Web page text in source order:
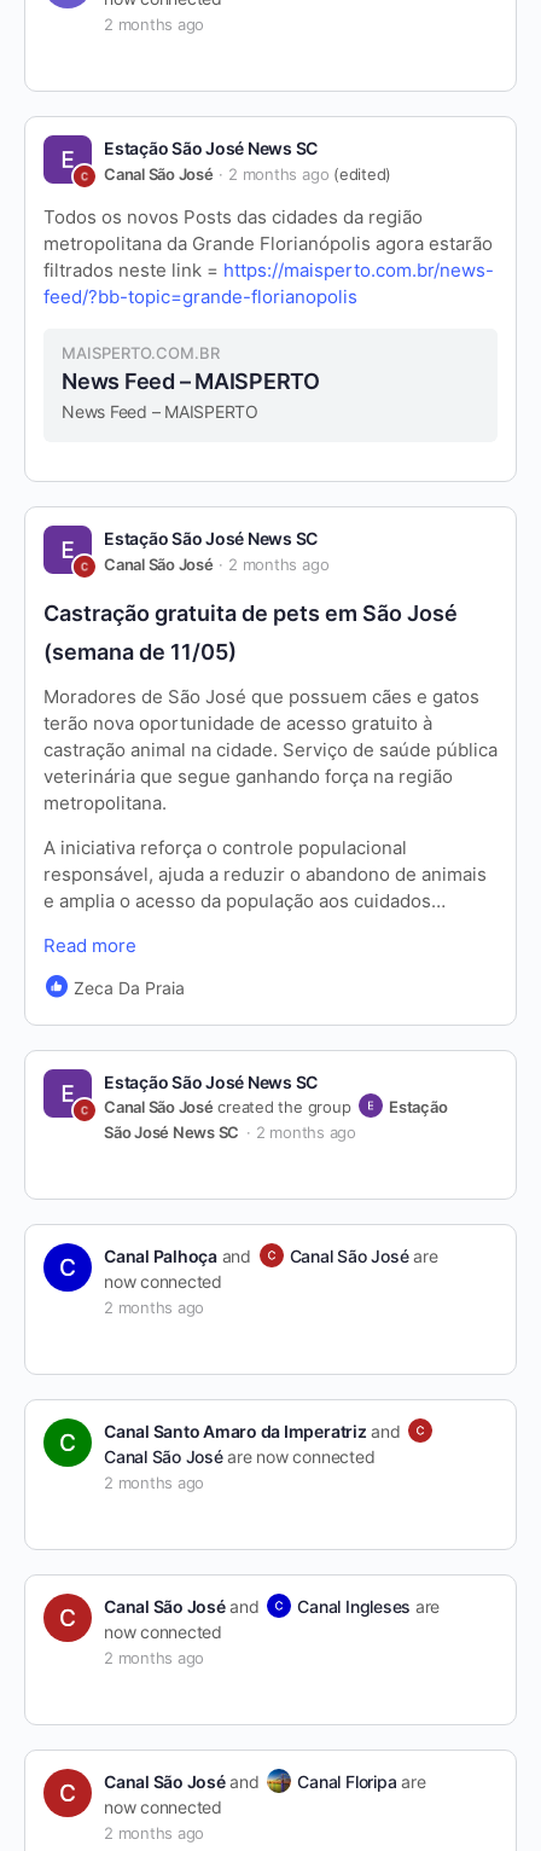
2 months ago
Estação São José News SC
Canal São José 2 months ago (edited)
Todos os novos Posts das cidades da região
metropolitana da Grande Florianópolis agora estarão
filtrados neste link = https://maisperto.com.br/news-
feed/?bb-topic=grande-florianopolis
MAISPERTO.COM.BR
News Feed – MAISPERTO
News Feed – MAISPERTO
Estação São José News SC
Canal São José 2 months ago
Castração gratuita de pets em São José
(semana de 11/05)
Moradores de São José que possuem cães e gatos
terão nova oportunidade de acesso gratuito à
castração animal na cidade. Serviço de saúde pública
veterinária que segue ganhando força na região
metropolitana.
A iniciativa reforça o controle populacional
responsável, ajuda a reduzir o abandono de animais
e amplia o acesso da população aos cuidados…
Read more
Zeca Da Praia
Estação São José News SC
Canal São José created the group
Estação
São José News SC
2 months ago
Canal Palhoçaand Canal São Joséare
now connected
2 months ago
Canal Santo Amaro da Imperatriz and
Canal São Joséare now connected
2 months ago
Canal São Joséand Canal Ingleses are
now connected
2 months ago
Canal São Joséand Canal Floripa are
now connected
2 months ago